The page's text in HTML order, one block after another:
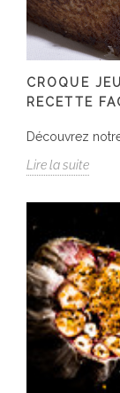
CROQUE
RECETTE
Découvrez
Lire la suite